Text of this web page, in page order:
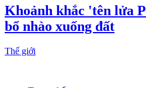
Khoảnh khắc 'tên lửa
bổ nhào xuống đất
Thế giới